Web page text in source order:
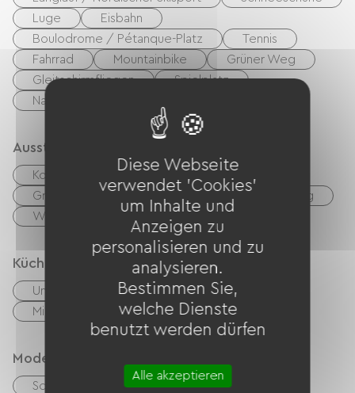
Luge
Eisbahn
Boulodrome / Pétanque-Platz
Tennis
Fahrrad
Mountainbike
Grüner Weg
Gleitschirmfliegen
Spielplatz
Nachtclub
Ausstattung
Kostenloses WLAN
Grillen
Bügelausrüstung
Waschmaschine
Küche
Unabhängige Küche
Cuisinière
Mikrowelle
Vier Kühlschrank
Modes de paiement
Schecks
Bargeld
Diese Webseite
verwendet 'Cookies'
um Inhalte und
Anzeigen zu
personalisieren und zu
analysieren.
Bestimmen Sie,
welche Dienste
benutzt werden dürfen
Alle akzeptieren